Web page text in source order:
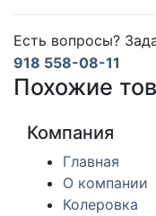
Есть вопросы?
918 558-08-11
Похожие
Компания
Главная
О компании
Колеровка